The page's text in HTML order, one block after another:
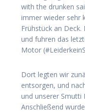
with the drunken
immer wieder sehr
Frühstück an
und fuhren das
Motor
Dort legten wir
entsorgen, und
und unserer Smutti
Anschließend